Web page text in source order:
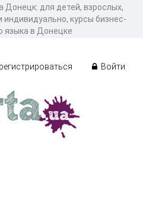
Донецк: для детей, взрослых,
индивидуально, курсы бизнес-
языка в Донецке
Войти